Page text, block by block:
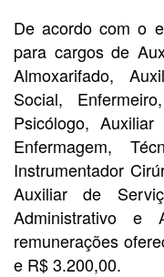
De acordo com o
para cargos de
Almoxarifado,
Social,
Psicólogo,
Enfermagem,
Instrumentador
Auxiliar de
Administrativo e
remunerações
e R$ 3.200,00.